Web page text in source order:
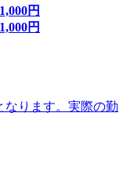
円
円
ります。実際の勤